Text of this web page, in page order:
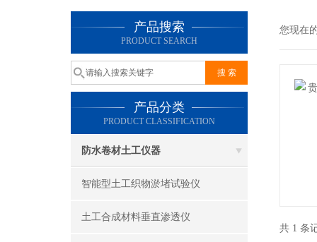
产品搜索
PRODUCT SEARCH
产品分类
PRODUCT CLASSIFICATION
防水卷材土工仪器
智能型土工织物淤堵试验仪
土工合成材料垂直渗透仪
您现在
共 1 条